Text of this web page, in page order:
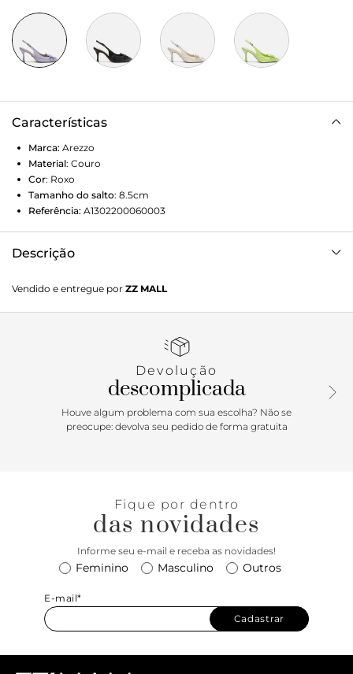
Características
Marca: Arezzo
Material: Couro
Cor: Roxo
Tamanho do salto: 8.5cm
Referência: A1302200060003
Descrição
bico fino. Fechado, possui barbicacho e bridão da cor do
sapato sobre o cabedal. Traz tira fina conectada ao cabedal
em fivela metálica. Com palmilha bege e inscrição do
Vendido e entregue por ZZ MALL
Devolução
descomplicada
Houve algum problema com sua escolha? Não se
preocupe: devolva seu pedido de forma gratuita
Fique por dentro
das novidades
Informe seu e-mail e receba as novidades!
Feminino Masculino Outros
E-mail*
Cadastrar